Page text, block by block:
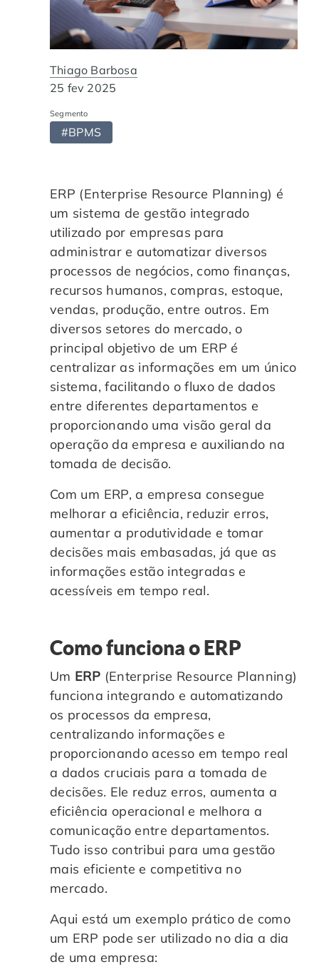
Automação de Processos
Educação Corporativa
Gerenciamento de NF-e
Adequação à LGPD
Auditoria de Processos
Transformação Digital
Gestão do Departamento Pessoal
Controle e Organização de Documentos Físicos
Guarda de Documentos
Consultoria Documental
Hospitais e Clínicas
Instituições de Ensino
Departamento Pessoal
Departamento Financeiro
Cases de Sucesso
Nossas Unidades
Blog
Trabalhe Conosco
O QUE NOS DIFERENCIA? DESCUBRA
Thiago Barbosa
25 fev 2025
Segmento
#BPMS
ERP (Enterprise Resource Planning) é
um sistema de gestão integrado
utilizado por empresas para
administrar e automatizar diversos
processos de negócios, como finanças,
recursos humanos, compras, estoque,
vendas, produção, entre outros. Em
diversos setores do mercado, o
principal objetivo de um ERP é
centralizar as informações em um único
sistema, facilitando o fluxo de dados
entre diferentes departamentos e
proporcionando uma visão geral da
operação da empresa e auxiliando na
tomada de decisão.
Com um ERP, a empresa consegue
melhorar a eficiência, reduzir erros,
aumentar a produtividade e tomar
decisões mais embasadas, já que as
informações estão integradas e
acessíveis em tempo real.
Como funciona o ERP
Um ERP (Enterprise Resource Planning)
funciona integrando e automatizando
os processos da empresa,
centralizando informações e
proporcionando acesso em tempo real
a dados cruciais para a tomada de
decisões. Ele reduz erros, aumenta a
eficiência operacional e melhora a
comunicação entre departamentos.
Tudo isso contribui para uma gestão
mais eficiente e competitiva no
mercado.
Aqui está um exemplo prático de como
um ERP pode ser utilizado no dia a dia
de uma empresa: